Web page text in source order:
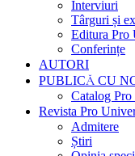
Interviuri
Târguri și
Editura Pro
Conferințe
AUTORI
PUBLICĂ CU
Catalog
Revista Pro
Admitere
Știri